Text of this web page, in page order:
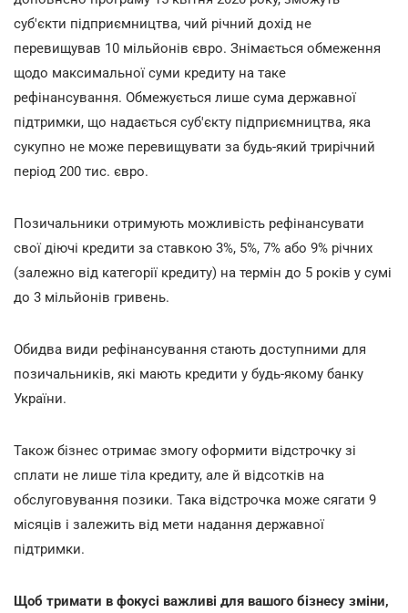
суб'єкти підприємництва, чий річний дохід не
перевищував 10 мільйонів євро. Знімається обмеження
щодо максимальної суми кредиту на таке
рефінансування. Обмежується лише сума державної
підтримки, що надається суб'єкту підприємництва, яка
сукупно не може перевищувати за будь-який трирічний
період 200 тис. євро.
Позичальники отримують можливість рефінансувати
свої діючі кредити за ставкою 3%, 5%, 7% або 9% річних
(залежно від категорії кредиту) на термін до 5 років у сумі
до 3 мільйонів гривень.
Обидва види рефінансування стають доступними для
позичальників, які мають кредити у будь-якому банку
України.
Також бізнес отримає змогу оформити відстрочку зі
сплати не лише тіла кредиту, але й відсотків на
обслуговування позики. Така відстрочка може сягати 9
місяців і залежить від мети надання державної
підтримки.
Щоб тримати в фокусі важливі для вашого бізнесу зміни,